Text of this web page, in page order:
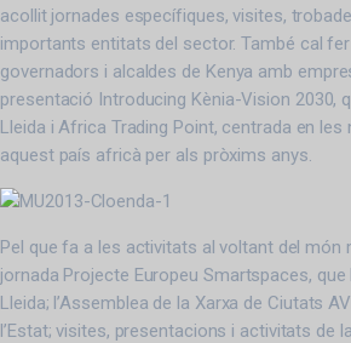
acollit jornades específiques, visites,
importants entitats del sector. També cal
governadors i alcaldes de Kenya amb
presentació Introducing Kènia-Vision 2030,
Lleida i Africa Trading Point, centrada en
aquest país africà per als pròxims anys.
Pel que fa a les activitats al voltant del món
jornada Projecte Europeu Smartspaces, que
Lleida; l’Assemblea de la Xarxa de Ciutats
l’Estat; visites, presentacions i activitats de